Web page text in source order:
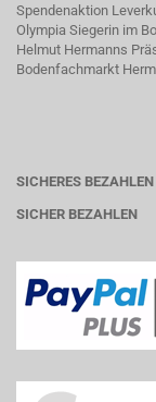
Spendenaktion
Olympia Siegerin im
Helmut Hermanns
Bodenfachmarkt
SICHERES
SICHER BEZAHLEN